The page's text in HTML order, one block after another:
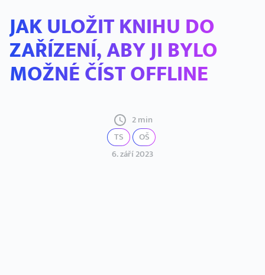
JAK ULOŽIT KNIHU DO
ZAŘÍZENÍ, ABY JI BYLO
MOŽNÉ ČÍST OFFLINE
2 min
TS
OŠ
6. září 2023